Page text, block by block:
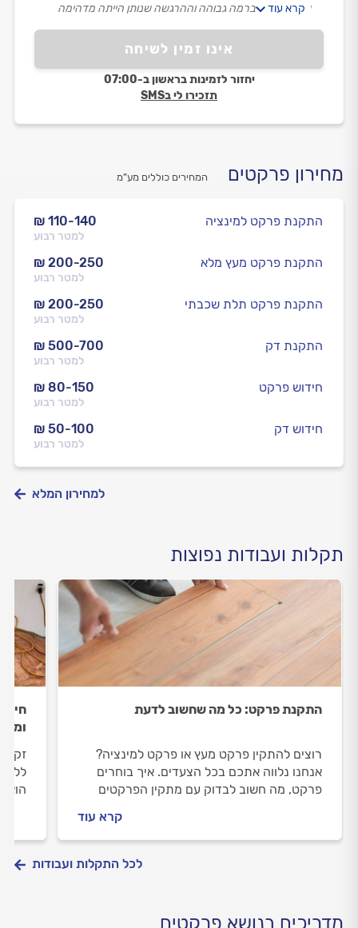
אינו זמין לשיחה
יחזור לזמינות בראשון ב-07:00
תזכירו לי בSMS
עשה עבודה ברמה גבוהה וההרגשה שנותן הייתה מדהימה
קרא עוד
מחירון פרקטים המחירים כוללים מע”מ
₪ 110-140
למטר רבוע
התקנת פרקט למינציה
₪ 200-250
למטר רבוע
התקנת פרקט מעץ מלא
₪ 200-250
למטר רבוע
התקנת פרקט תלת שכבתי
₪ 500-700
למטר רבוע
התקנת דק
₪ 80-150
למטר רבוע
חידוש פרקט
₪ 50-100
למטר רבוע
חידוש דק
למחירון המלא
תקלות ועבודות נפוצות
התקנת פרקט: כל מה שחשוב לדעת
רוצים להתקין פרקט מעץ או פרקט למינציה?
אנחנו נלווה אתכם בכל הצעדים. איך בוחרים
פרקט, מה חשוב לבדוק עם מתקין הפרקטים
קרא עוד
ומה
הוא
לכל התקלות ועבודות
מדריכים בנושא פרקטים